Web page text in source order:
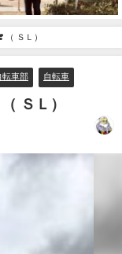
旅 ‼︎ 福知山❣️ （ ＳＬ）
転車部 自転車
ＳＬ）